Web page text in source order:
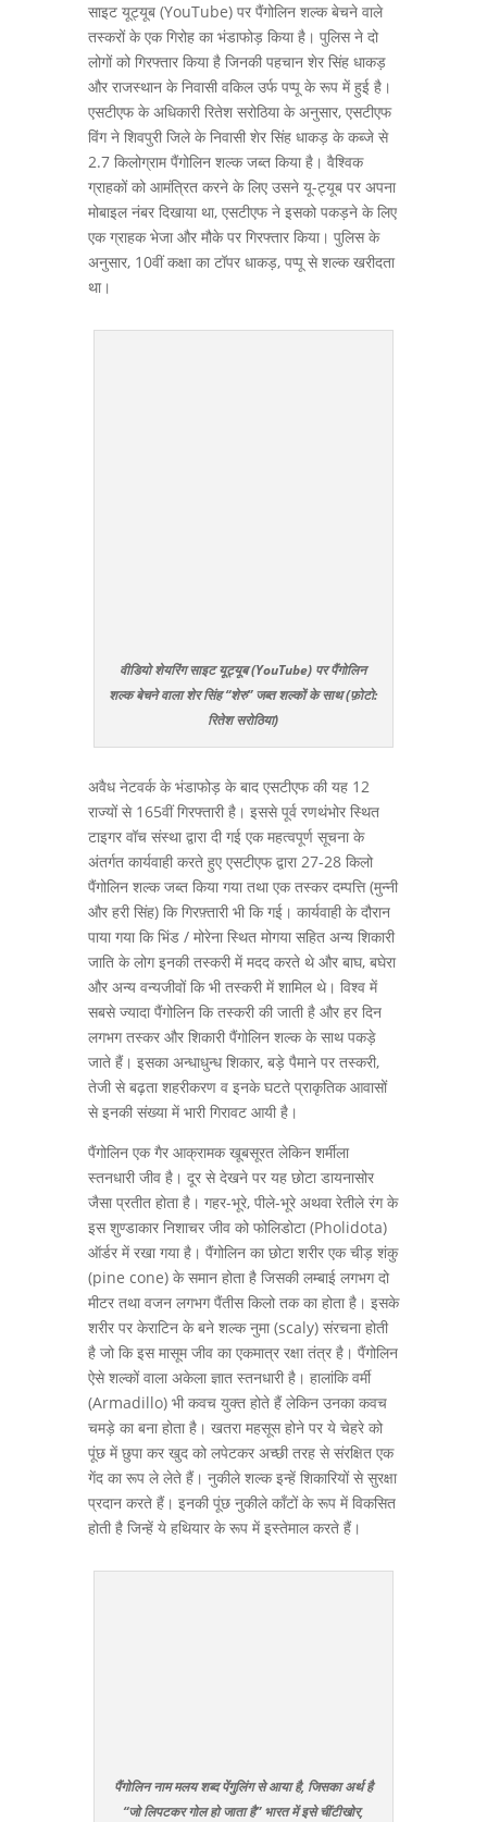
साइट यूट्यूब (YouTube) पर पैंगोलिन शल्क बेचने वाले
तस्करों के एक गिरोह का भंडाफोड़ किया है। पुलिस ने दो
लोगों को गिरफ्तार किया है जिनकी पहचान शेर सिंह धाकड़
और राजस्थान के निवासी वकिल उर्फ पप्पू के रूप में हुई है।
एसटीएफ के अधिकारी रितेश सरोठिया के अनुसार, एसटीएफ
विंग ने शिवपुरी जिले के निवासी शेर सिंह धाकड़ के कब्जे से
2.7 किलोग्राम पैंगोलिन शल्क जब्त किया है। वैश्विक
ग्राहकों को आमंत्रित करने के लिए उसने यू-ट्यूब पर अपना
मोबाइल नंबर दिखाया था, एसटीएफ ने इसको पकड़ने के लिए
एक ग्राहक भेजा और मौके पर गिरफ्तार किया। पुलिस के
अनुसार, 10वीं कक्षा का टॉपर धाकड़, पप्पू से शल्क खरीदता
था।
वीडियो शेयरिंग साइट यूट्यूब (YouTube) पर पैंगोलिन
शल्क बेचने वाला शेर सिंह “शेरु” जब्त शल्कों के साथ (फ़ोटो:
रितेश सरोठिया)
अवैध नेटवर्क के भंडाफोड़ के बाद एसटीएफ की यह 12
राज्यों से 165वीं गिरफ्तारी है। इससे पूर्व रणथंभोर स्थित
टाइगर वॉच संस्था द्वारा दी गई एक महत्वपूर्ण सूचना के
अंतर्गत कार्यवाही करते हुए एसटीएफ द्वारा 27-28 किलो
पैंगोलिन शल्क जब्त किया गया तथा एक तस्कर दम्पत्ति (मुन्नी
और हरी सिंह) कि गिरफ़्तारी भी कि गई। कार्यवाही के दौरान
पाया गया कि भिंड / मोरेना स्थित मोगया सहित अन्य शिकारी
जाति के लोग इनकी तस्करी में मदद करते थे और बाघ, बघेरा
और अन्य वन्यजीवों कि भी तस्करी में शामिल थे। विश्व में
सबसे ज्यादा पैंगोलिन कि तस्करी की जाती है और हर दिन
लगभग तस्कर और शिकारी पैंगोलिन शल्क के साथ पकड़े
जाते हैं। इसका अन्धाधुन्ध शिकार, बड़े पैमाने पर तस्करी,
तेजी से बढ़ता शहरीकरण व इनके घटते प्राकृतिक आवासों
से इनकी संख्या में भारी गिरावट आयी है।
पैंगोलिन एक गैर आक्रामक खूबसूरत लेकिन शर्मीला
स्तनधारी जीव है। दूर से देखने पर यह छोटा डायनासोर
जैसा प्रतीत होता है। गहर-भूरे, पीले-भूरे अथवा रेतीले रंग के
इस शुण्डाकार निशाचर जीव को फोलिडोटा (Pholidota)
ऑर्डर में रखा गया है। पैंगोलिन का छोटा शरीर एक चीड़ शंकु
(pine cone) के समान होता है जिसकी लम्बाई लगभग दो
मीटर तथा वजन लगभग पैंतीस किलो तक का होता है। इसके
शरीर पर केराटिन के बने शल्क नुमा (scaly) संरचना होती
है जो कि इस मासूम जीव का एकमात्र रक्षा तंत्र है। पैंगोलिन
ऐसे शल्कों वाला अकेला ज्ञात स्तनधारी है। हालांकि वर्मी
(Armadillo) भी कवच युक्त होते हैं लेकिन उनका कवच
चमड़े का बना होता है। खतरा महसूस होने पर ये चेहरे को
पूंछ में छुपा कर खुद को लपेटकर अच्छी तरह से संरक्षित एक
गेंद का रूप ले लेते हैं। नुकीले शल्क इन्हें शिकारियों से सुरक्षा
प्रदान करते हैं। इनकी पूंछ नुकीले काँटों के रूप में विकसित
होती है जिन्हें ये हथियार के रूप में इस्तेमाल करते हैं।
पैंगोलिन नाम मलय शब्द पेंगुलिंग से आया है, जिसका अर्थ है
“जो लिपटकर गोल हो जाता है” भारत में इसे चींटीखोर,